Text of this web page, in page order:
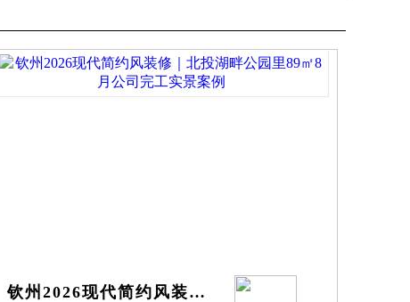
钦州2026现代简约风装修｜北投湖畔公园里89㎡8月公司完工实景案例